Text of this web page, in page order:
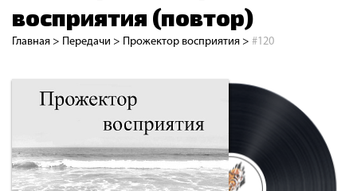
восприятия (повтор)
Главная > Передачи > Прожектор восприятия > #120